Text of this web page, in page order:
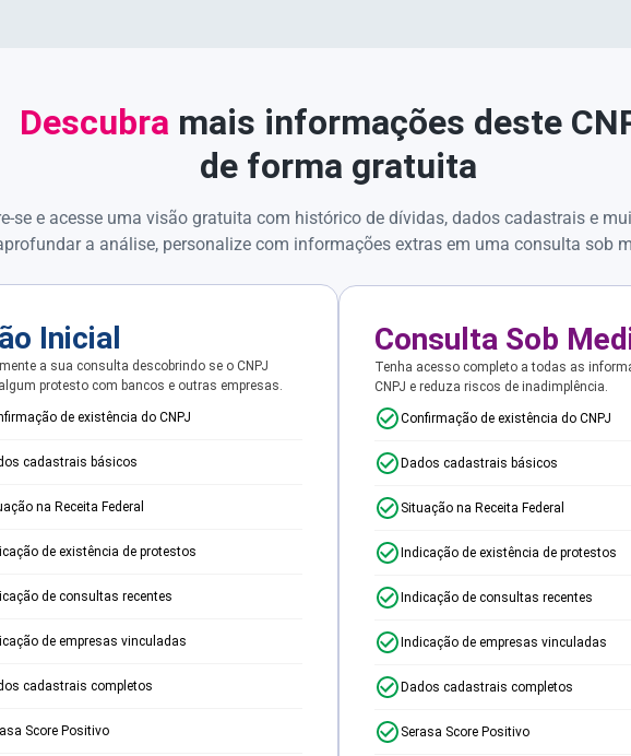
Descubra mais informações deste
de forma gratuita
se e acesse uma visão gratuita com histórico de dívidas, dados cadastrais e
a análise, personalize com informações extras em uma consulta sob
Inicial
a sua consulta descobrindo se o CNPJ
protesto com bancos e outras empresas.
de existência do CNPJ
cadastrais básicos
na Receita Federal
de existência de protestos
de consultas recentes
de empresas vinculadas
cadastrais completos
Score Positivo
Consulta Sob
Tenha acesso completo a todas as
CNPJ e reduza riscos de inadimplência.
Confirmação de existência do CNPJ
Dados cadastrais básicos
Situação na Receita Federal
Indicação de existência de protestos
Indicação de consultas recentes
Indicação de empresas vinculadas
Dados cadastrais completos
Serasa Score Positivo